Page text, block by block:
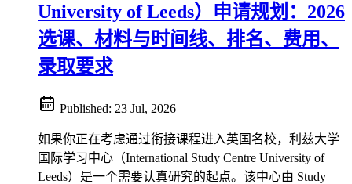
University of Leeds）申请规划：2026
选课、材料与时间线、排名、费用、
录取要求
Published: 23 Jul, 2026
如果你正在考虑通过衔接课程进入英国名校，利兹大学
国际学习中心（International Study Centre University of
Leeds）是一个需要认真研究的起点。该中心由 Study